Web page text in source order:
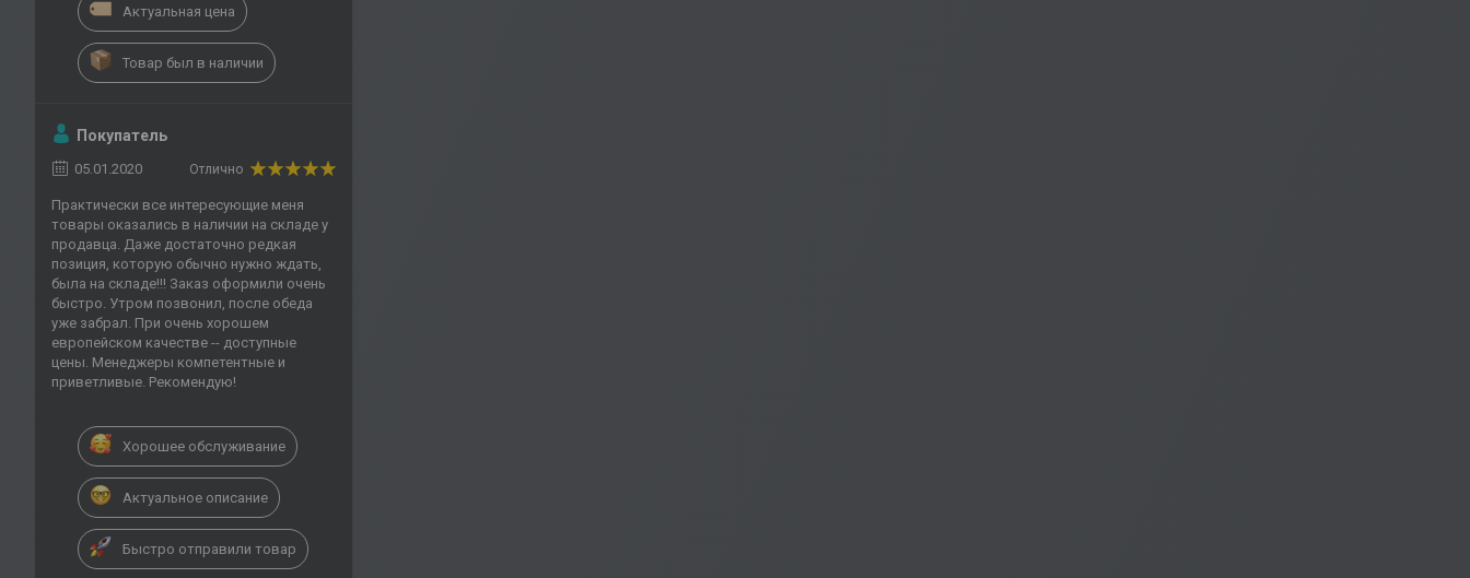
Актуальная цена
Товар был в наличии
Покупатель
05.01.2020 Отлично
Практически все интересующие меня
товары оказались в наличии на складе у
продавца. Даже достаточно редкая
позиция, которую обычно нужно ждать,
была на складе!!! Заказ оформили очень
быстро. Утром позвонил, после обеда
уже забрал. При очень хорошем
европейском качестве -- доступные
цены. Менеджеры компетентные и
приветливые. Рекомендую!
Хорошее обслуживание
Актуальное описание
Быстро отправили товар